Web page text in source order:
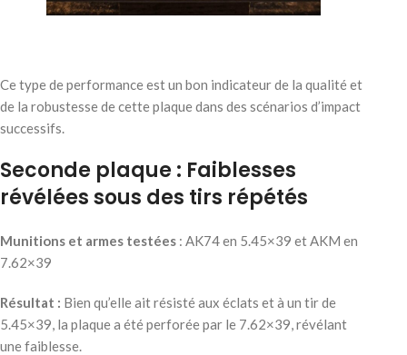
Ce type de performance est un bon indicateur de la qualité et
de la robustesse de cette plaque dans des scénarios d’impact
successifs.
Seconde plaque : Faiblesses
révélées sous des tirs répétés
Munitions et armes testées : AK74 en 5.45×39 et AKM en
7.62×39
Résultat : Bien qu’elle ait résisté aux éclats et à un tir de
5.45×39, la plaque a été perforée par le 7.62×39, révélant
une faiblesse.